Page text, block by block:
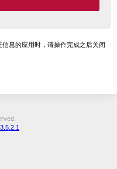
息的应用时，请操作完成之后关闭